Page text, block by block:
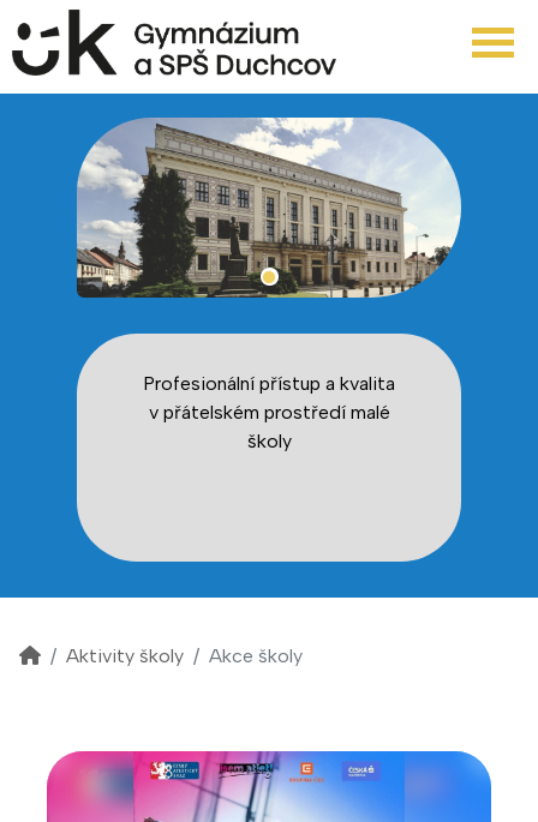
Profesionální přístup a kvalita
v přátelském prostředí malé
školy
Aktivity školy Akce školy